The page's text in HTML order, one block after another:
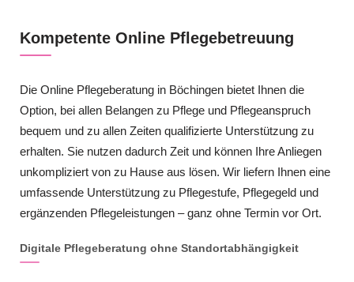
Kompetente Online Pflegebetreuung
Die Online Pflegeberatung in Böchingen bietet Ihnen die
Option, bei allen Belangen zu Pflege und Pflegeanspruch
bequem und zu allen Zeiten qualifizierte Unterstützung zu
erhalten. Sie nutzen dadurch Zeit und können Ihre Anliegen
unkompliziert von zu Hause aus lösen. Wir liefern Ihnen eine
umfassende Unterstützung zu Pflegestufe, Pflegegeld und
ergänzenden Pflegeleistungen – ganz ohne Termin vor Ort.
Digitale Pflegeberatung ohne Standortabhängigkeit